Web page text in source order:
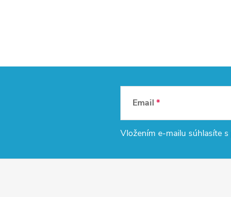
Email
Vložením e-mailu súhlasíte s